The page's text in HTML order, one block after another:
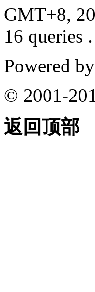
GMT+8,
16 queries .
Powered by
© 2001-
返回顶部